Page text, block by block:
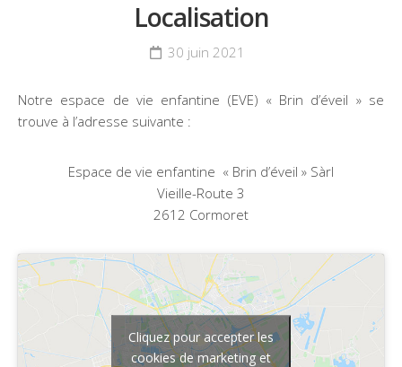
Localisation
30 juin 2021
Notre espace de vie enfantine (EVE) « Brin d’éveil » se
trouve à l’adresse suivante :
Espace de vie enfantine « Brin d’éveil » Sàrl
Vieille-Route 3
2612 Cormoret
Cliquez pour accepter les
cookies de marketing et